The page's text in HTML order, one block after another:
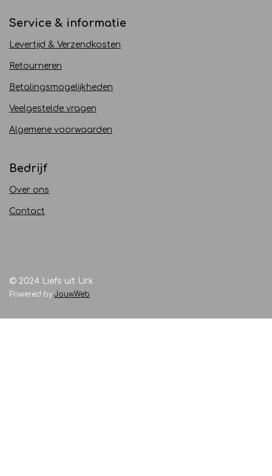
Service & informatie
Levertijd & Verzendkosten
Retourneren
Betalingsmogelijkheden
Veelgestelde vragen
Algemene voorwaarden
Bedrijf
Over ons
Contact
© 2024 Liefs uit Urk
Powered by JouwWeb